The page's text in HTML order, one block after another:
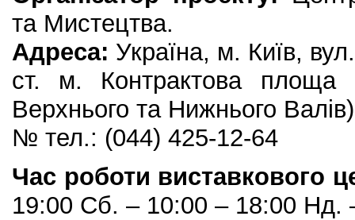
та Мистецтва.
Адреса: Україна, м. Київ,
ст. м. Контрактова площа
Верхнього та Нижнього Валів)
№ тел.: (044) 425-12-64
Час роботи виставкового
19:00 Сб. – 10:00 – 18:00 Нд.